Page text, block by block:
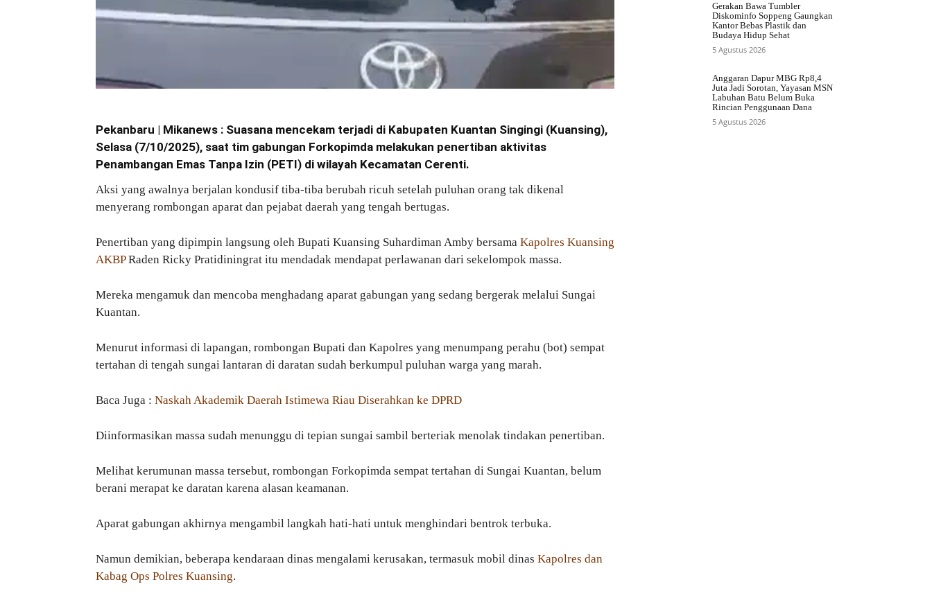
Pekanbaru | Mikanews : Suasana mencekam terjadi di Kabupaten Kuantan Singingi (Kuansing),
Selasa (7/10/2025), saat tim gabungan Forkopimda melakukan penertiban aktivitas
Penambangan Emas Tanpa Izin (PETI) di wilayah Kecamatan Cerenti.
Aksi yang awalnya berjalan kondusif tiba-tiba berubah ricuh setelah puluhan orang tak dikenal
menyerang rombongan aparat dan pejabat daerah yang tengah bertugas.
Penertiban yang dipimpin langsung oleh Bupati Kuansing Suhardiman Amby bersama Kapolres Kuansing
AKBPRaden Ricky Pratidiningrat itu mendadak mendapat perlawanan dari sekelompok massa.
Mereka mengamuk dan mencoba menghadang aparat gabungan yang sedang bergerak melalui Sungai
Kuantan.
Menurut informasi di lapangan, rombongan Bupati dan Kapolres yang menumpang perahu (bot) sempat
tertahan di tengah sungai lantaran di daratan sudah berkumpul puluhan warga yang marah.
Baca Juga : Naskah Akademik Daerah Istimewa Riau Diserahkan ke DPRD
Diinformasikan massa sudah menunggu di tepian sungai sambil berteriak menolak tindakan penertiban.
Melihat kerumunan massa tersebut, rombongan Forkopimda sempat tertahan di Sungai Kuantan, belum
berani merapat ke daratan karena alasan keamanan.
Aparat gabungan akhirnya mengambil langkah hati-hati untuk menghindari bentrok terbuka.
Namun demikian, beberapa kendaraan dinas mengalami kerusakan, termasuk mobil dinas Kapolres dan
Kabag Ops Polres Kuansing.
Gerakan Bawa Tumbler
Diskominfo Soppeng Gaungkan
Kantor Bebas Plastik dan
Budaya Hidup Sehat
5 Agustus 2026
Anggaran Dapur MBG Rp8,4
Juta Jadi Sorotan, Yayasan MSN
Labuhan Batu Belum Buka
Rincian Penggunaan Dana
5 Agustus 2026